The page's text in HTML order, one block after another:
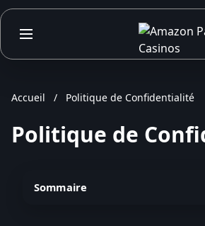
Accueil / Politique de Confidentialité
Politique de
Sommaire